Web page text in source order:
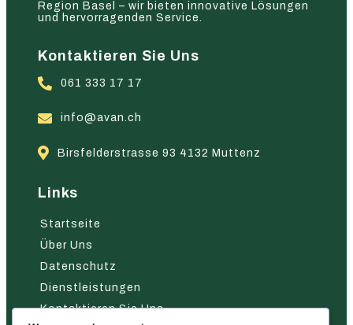
Region Basel – wir bieten innovative Lösungen
und hervorragenden Service.
Kontaktieren Sie Uns
061 333 17 17
info@avan.ch
Birsfelderstrasse 93 4132 Muttenz
Links
Startseite
Über Uns
Datenschutz
Dienstleistungen
Kontaktieren Sie Uns